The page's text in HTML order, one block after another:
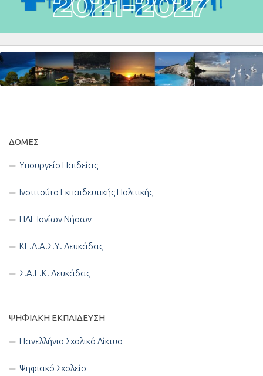
ΔΟΜΈΣ
Υπουργείο Παιδείας
Ινστιτούτο Εκπαιδευτικής Πολιτικής
ΠΔΕ Ιονίων Νήσων
ΚΕ.Δ.Α.Σ.Υ. Λευκάδας
Σ.Α.Ε.Κ. Λευκάδας
ΨΗΦΙΑΚΉ ΕΚΠΑΊΔΕΥΣΗ
Πανελλήνιο Σχολικό Δίκτυο
Ψηφιακό Σχολείο